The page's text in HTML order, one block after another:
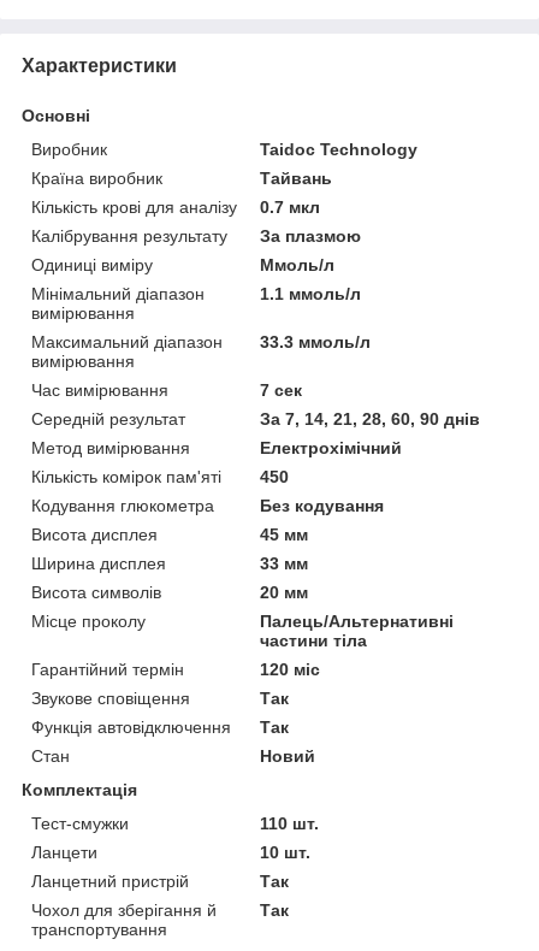
Характеристики
Основні
Виробник
Taidoc Technology
Країна виробник
Тайвань
Кількість крові для аналізу
0.7 мкл
Калібрування результату
За плазмою
Одиниці виміру
Ммоль/л
Мінімальний діапазон
вимірювання
1.1 ммоль/л
Максимальний діапазон
вимірювання
33.3 ммоль/л
Час вимірювання
7 сек
Середній результат
За 7, 14, 21, 28, 60, 90 днів
Метод вимірювання
Електрохімічний
Кількість комірок пам'яті
450
Кодування глюкометра
Без кодування
Висота дисплея
45 мм
Ширина дисплея
33 мм
Висота символів
20 мм
Місце проколу
Палець/Альтернативні
частини тіла
Гарантійний термін
120 міс
Звукове сповіщення
Так
Функція автовідключення
Так
Стан
Новий
Комплектація
Тест-смужки
110 шт.
Ланцети
10 шт.
Ланцетний пристрій
Так
Чохол для зберігання й
транспортування
Так